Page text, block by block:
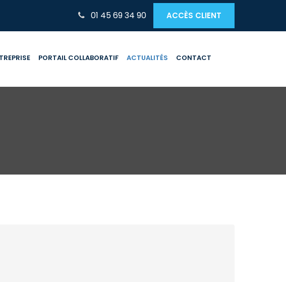
01 45 69 34 90 ACCÈS CLIENT
PORTAIL COLLABORATIF ACTUALITÉS CONTACT